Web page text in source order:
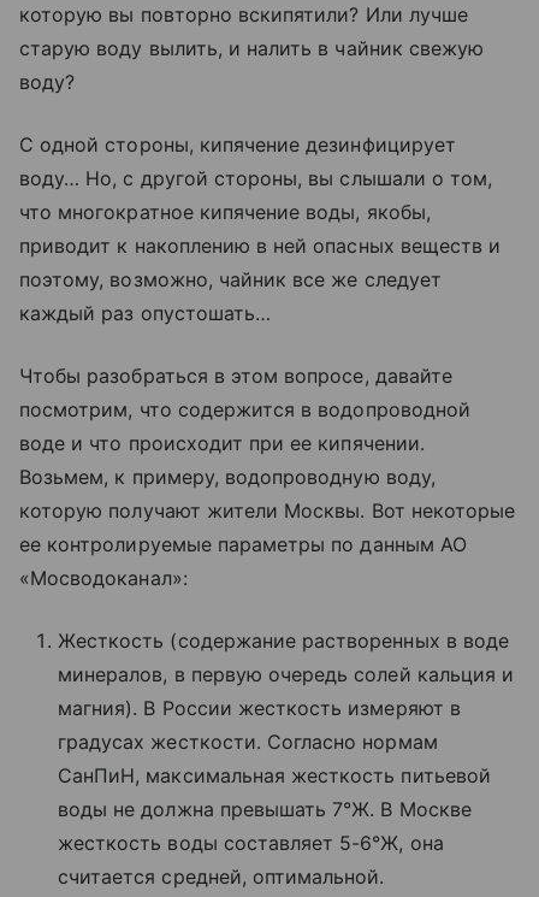
которую вы повторно вскипятили? Или лучше
старую воду вылить, и налить в чайник свежую
воду?
С одной стороны, кипячение дезинфицирует
воду… Но, с другой стороны, вы слышали о том,
что многократное кипячение воды, якобы,
приводит к накоплению в ней опасных веществ и
поэтому, возможно, чайник все же следует
каждый раз опустошать…
Чтобы разобраться в этом вопросе, давайте
посмотрим, что содержится в водопроводной
воде и что происходит при ее кипячении.
Возьмем, к примеру, водопроводную воду,
которую получают жители Москвы. Вот некоторые
ее контролируемые параметры по данным АО
«Мосводоканал»:
Жесткость (содержание растворенных в воде
минералов, в первую очередь солей кальция и
магния). В России жесткость измеряют в
градусах жесткости. Согласно нормам
СанПиН, максимальная жесткость питьевой
воды не должна превышать 7°Ж. В Москве
жесткость воды составляет 5-6°Ж, она
считается средней, оптимальной.